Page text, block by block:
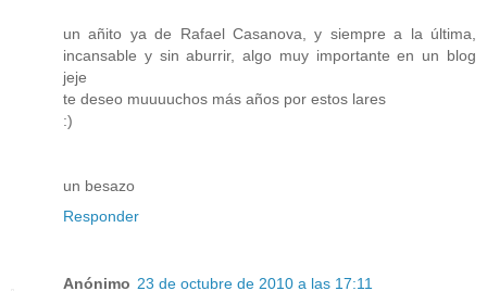
un añito ya de Rafael Casanova, y siempre a la última,
incansable y sin aburrir, algo muy importante en un blog
jeje
te deseo muuuuchos más años por estos lares
:)
un besazo
Responder
Anónimo 23 de octubre de 2010 a las 17:11